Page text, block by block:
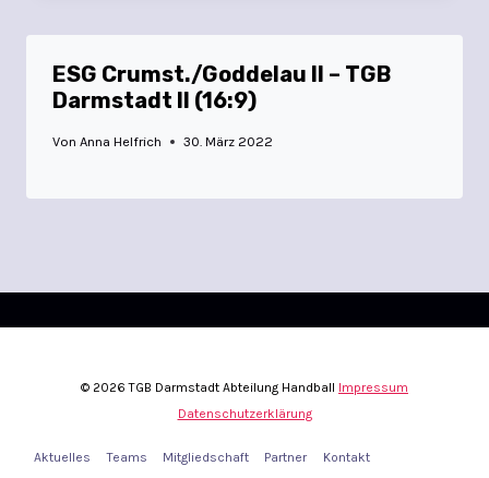
ESG Crumst./Goddelau II – TGB
Darmstadt II (16:9)
Von Anna Helfrich 30. März 2022
© 2026 TGB Darmstadt Abteilung Handball Impressum
Datenschutzerklärung
Aktuelles Teams Mitgliedschaft Partner Kontakt